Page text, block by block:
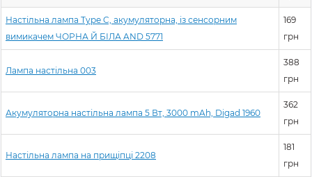
Настільна лампа Type C, акумуляторна, із сенсорним
вимикачем ЧОРНА Й БІЛА AND 5771
169
грн
Лампа настільна 003
388
грн
Акумуляторна настільна лампа 5 Вт, 3000 mAh, Digad 1960
362
грн
Настільна лампа на прищіпці 2208
181
грн